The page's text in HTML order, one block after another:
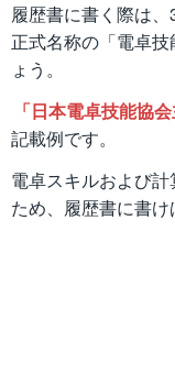
履歴書に書く際は
正式名称の「電卓
ょう。
「日本電卓技能協
記載例です。
電卓スキルおよび
ため、履歴書に書け